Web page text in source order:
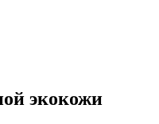
экокожи